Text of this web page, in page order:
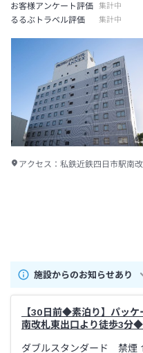
お客様アンケート評価
集計中
るるぶトラベル評価 集計中
アクセス： 私鉄近鉄四日市駅南
施設からのお知らせあり
【30日前◆素泊り】パッ
南改札東出口より徒歩3分
ダブルスタンダード 禁煙